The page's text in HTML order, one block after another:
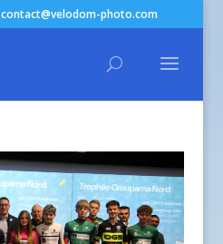
contact@velodom-photo.com